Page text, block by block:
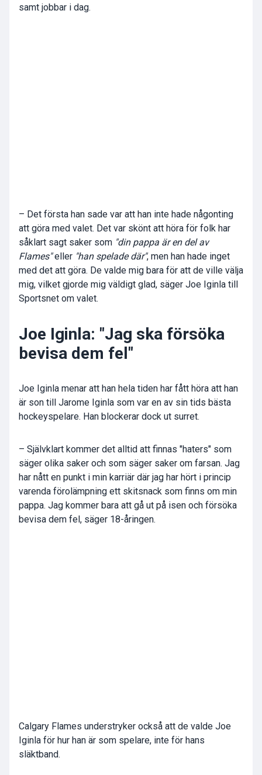
samt jobbar i dag.
– Det första han sade var att han inte hade någonting
att göra med valet. Det var skönt att höra för folk har
såklart sagt saker som "din pappa är en del av
Flames"eller "han spelade där", men han hade inget
med det att göra. De valde mig bara för att de ville välja
mig, vilket gjorde mig väldigt glad, säger Joe Iginla till
Sportsnet om valet.
Joe Iginla: "Jag ska försöka
bevisa dem fel"
Joe Iginla menar att han hela tiden har fått höra att han
är son till Jarome Iginla som var en av sin tids bästa
hockeyspelare. Han blockerar dock ut surret.
– Självklart kommer det alltid att finnas "haters" som
säger olika saker och som säger saker om farsan. Jag
har nått en punkt i min karriär där jag har hört i princip
varenda förolämpning ett skitsnack som finns om min
pappa. Jag kommer bara att gå ut på isen och försöka
bevisa dem fel, säger 18-åringen.
Calgary Flames understryker också att de valde Joe
Iginla för hur han är som spelare, inte för hans
släktband.